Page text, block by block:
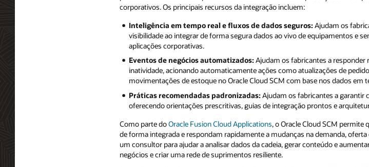
corporativos. Os principais recursos da integração incluem:
Inteligência em tempo real e fluxos de dados seguros: Ajudam os
visibilidade ao integrar de forma segura dados ao vivo de equipamentos e
aplicações corporativas.
Eventos de negócios automatizados: Ajudam os fabricantes a
inatividade, acionando automaticamente ações como atualizações de
movimentações de estoque no Oracle Cloud SCM com base nos dados em
Práticas recomendadas padronizadas: Ajudam os fabricantes a garantir
oferecendo orientações prescritivas, guias de integração prontos e
Como parte doOracle Fusion Cloud Applications, o Oracle Cloud SCM
de forma integrada e respondam rapidamente a mudanças na demanda,
um consultor para ajudar a analisar dados da cadeia, gerar conteúdo e
negócios e criar uma rede de suprimentos resiliente.